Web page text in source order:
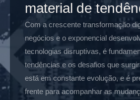
material de
Com a crescente transformação
negócios e o exponencial
tecnologias disruptivas, é
tendências e os desafios que
está em constante evolução, e é
frente para acompanhar as